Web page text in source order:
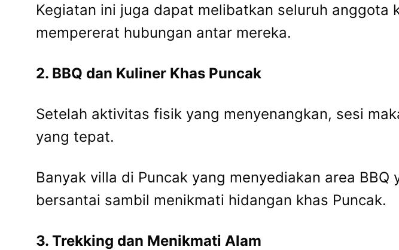
Kegiatan ini juga dapat melibatkan seluruh anggota
mempererat hubungan antar mereka.
2. BBQ dan Kuliner Khas Puncak
Setelah aktivitas fisik yang menyenangkan, sesi
yang tepat.
Banyak villa di Puncak yang menyediakan area
bersantai sambil menikmati hidangan khas Puncak.
3. Trekking dan Menikmati Alam